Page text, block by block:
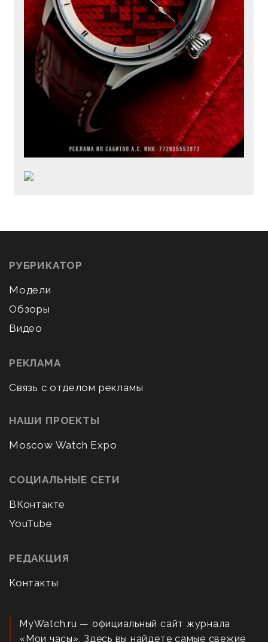
РУБРИКАТОР
Модели
Обзоры
Видео
РЕКЛАМА
Связь с отделом рекламы
НАШИ ПРОЕКТЫ
Moscow Watch Expo
СОЦИАЛЬНЫЕ СЕТИ
ВКонтакте
YouTube
РЕДАКЦИЯ
Контакты
MyWatch.ru — официальный сайт журнала
«Мои часы». Здесь вы найдете самые свежие